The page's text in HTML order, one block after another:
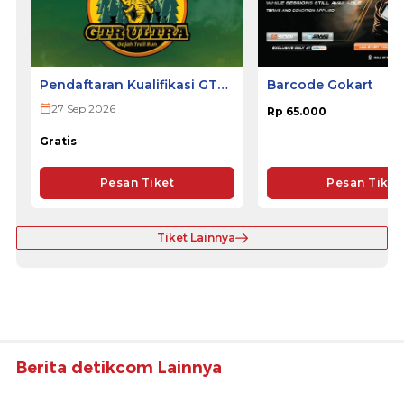
Pendaftaran Kualifikasi GTR
ULTRA 2026
27 Sep 2026
Gratis
Pesan Tiket
Barcode Gokart
Rp 65.000
Pesan Tiket
Tiket Lainnya
Berita detikcom Lainnya